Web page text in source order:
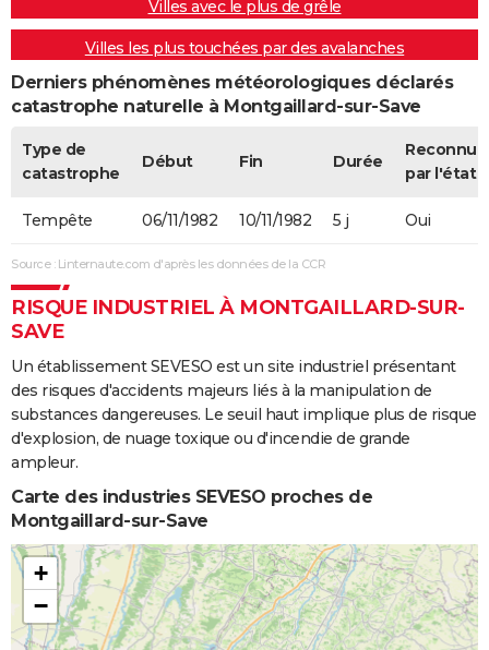
Villes avec le plus de grêle
Villes les plus touchées par des avalanches
Derniers phénomènes météorologiques déclarés
catastrophe naturelle à Montgaillard-sur-Save
Type de
catastrophe
Début Fin Durée
Reconnue
par l'état
Tempête 06/11/1982 10/11/1982 5 j Oui
Source : Linternaute.com d'après les données de la CCR
RISQUE INDUSTRIEL À MONTGAILLARD-SUR-
SAVE
Un établissement SEVESO est un site industriel présentant
des risques d'accidents majeurs liés à la manipulation de
substances dangereuses. Le seuil haut implique plus de risque
d'explosion, de nuage toxique ou d'incendie de grande
ampleur.
Carte des industries SEVESO proches de
Montgaillard-sur-Save
+
−